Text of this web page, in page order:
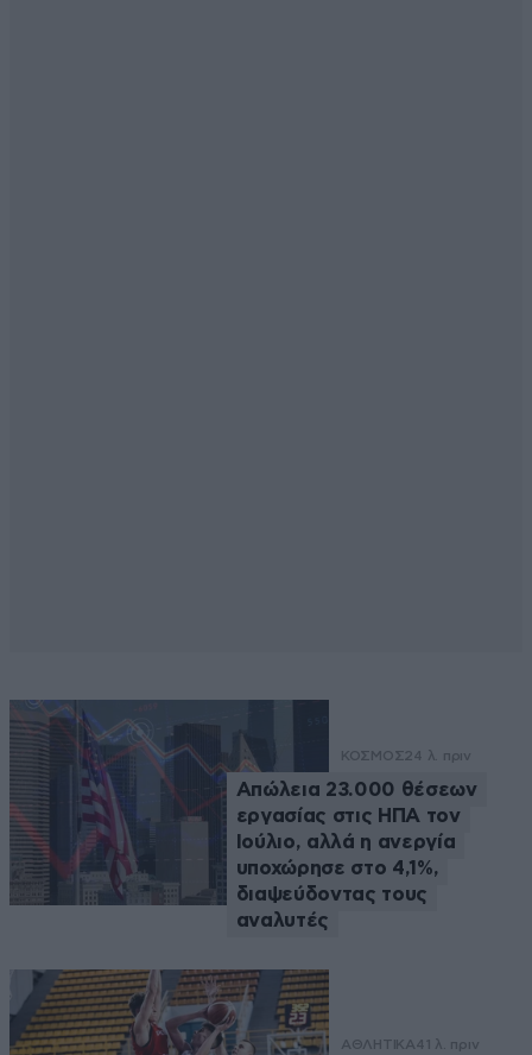
ΚΟΣΜΟΣ24 λ. πριν
Απώλεια 23.000 θέσεων
εργασίας στις ΗΠΑ τον
Ιούλιο, αλλά η ανεργία
υποχώρησε στο 4,1%,
διαψεύδοντας τους
αναλυτές
ΑΘΛΗΤΙΚΑ41 λ. πριν